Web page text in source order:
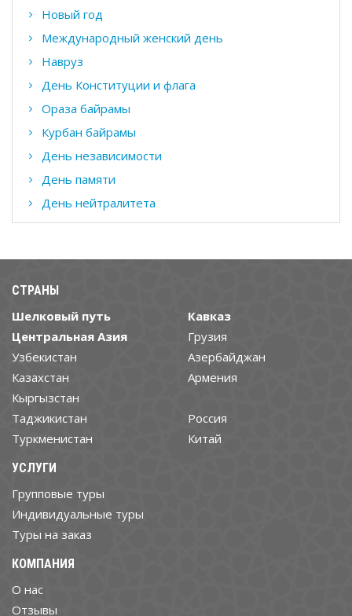
Новый год
Международный женский день
Навруз
День Конституции и флага
Ораза байрамы
Курбан байрамы
День независимости
День памяти
День нейтралитета
СТРАНЫ
Шелковый путь
Центральная Азия
Узбекистан
Казахстан
Кыргызстан
Таджикистан
Туркменистан
Кавказ
Грузия
Азербайджан
Армения
Россия
Китай
УСЛУГИ
Групповые туры
Индивидуальные туры
Туры на заказ
КОМПАНИЯ
О нас
Отзывы